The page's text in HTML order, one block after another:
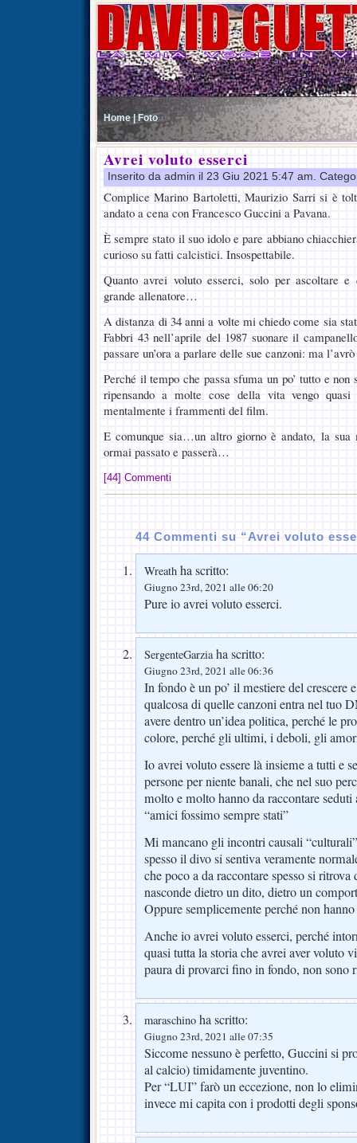
Home | Foto
Avrei voluto esserci
Inserito da admin il 23 Giu 2021 5:47 am.
Complice Marino Bartoletti, Maurizio Sarri si è
andato a cena con Francesco Guccini a Pavana.
È sempre stato il suo idolo e pare abbiano
curioso su fatti calcistici. Insospettabile.
Quanto avrei voluto esserci, solo per ascoltare e
grande allenatore…
A distanza di 34 anni a volte mi chiedo come sia
Fabbri 43 nell’aprile del 1987 suonare il
passare un’ora a parlare delle sue canzoni: ma
Perché il tempo che passa sfuma un po’ tutto e
ripensando a molte cose della vita vengo quasi
mentalmente i frammenti del film.
E comunque sia…un altro giorno è andato, la sua
ormai passato e passerà…
[44] Commenti
44 Commenti su “Avrei voluto
Wreath ha scritto:
Giugno 23rd, 2021 alle 06:20
Pure io avrei voluto esserci.
SergenteGarziaha scritto:
Giugno 23rd, 2021 alle 06:36
In fondo è un po’ il mestiere del crescere
qualcosa di quelle canzoni entra nel tuo
avere dentro un’idea politica, perché le
colore, perché gli ultimi, i deboli, gli
Io avrei voluto essere là insieme a tutti e
persone per niente banali, che nel suo
molto e molto hanno da raccontare seduti
“amici fossimo sempre stati”
Mi mancano gli incontri causali
spesso il divo si sentiva veramente
che poco a da raccontare spesso si
nasconde dietro un dito, dietro un
Oppure semplicemente perché non
Anche io avrei voluto esserci, perché
quasi tutta la storia che avrei aver voluto
paura di provarci fino in fondo, non sono
maraschino ha scritto:
Giugno 23rd, 2021 alle 07:35
Siccome nessuno è perfetto, Guccini si
al calcio) timidamente juventino.
Per “LUI” farò un eccezione, non lo
invece mi capita con i prodotti degli